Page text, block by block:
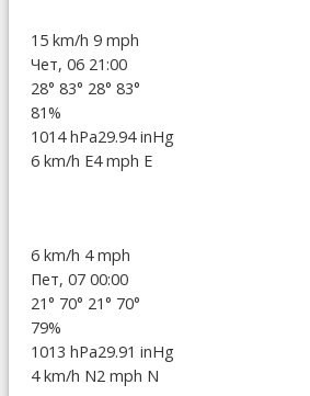
15 km/h 9 mph
Чет, 06 21:00
28° 83° 28° 83°
81%
1014 hPa29.94 inHg
6 km/h E4 mph E
6 km/h 4 mph
Пет, 07 00:00
21° 70° 21° 70°
79%
1013 hPa29.91 inHg
4 km/h N2 mph N